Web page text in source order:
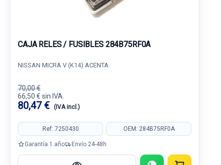
CAJA RELES / FUSIBLES 284B75RF0A
NISSAN MICRA V (K14) ACENTA
70,00 €
66,50 € sin IVA.
80,47 € (IVA incl.)
Ref: 7250430 OEM: 284B75RF0A
Garantía 1 año Envío 24-48h